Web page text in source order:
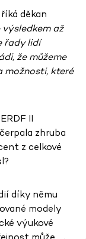
děkan
výsledkem až
řady lidí
že můžeme
které
II
zhruba
z celkové
díky němu
modely
výukové